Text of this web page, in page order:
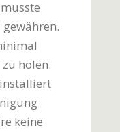
holen.
keine